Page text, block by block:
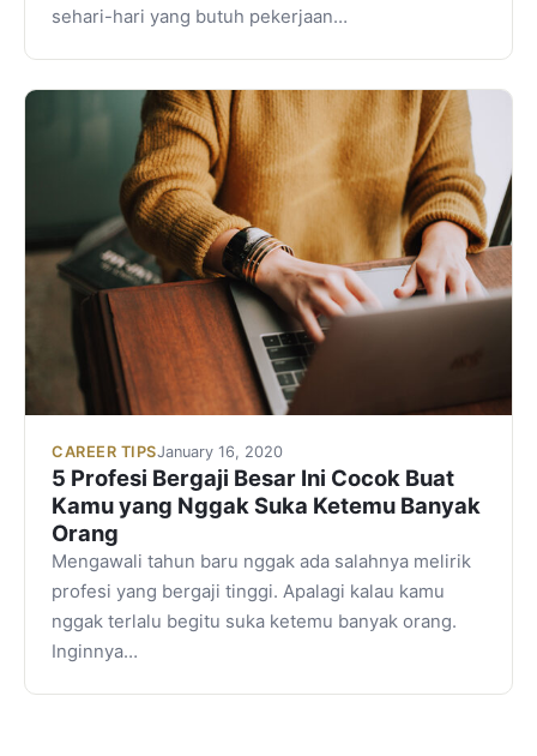
sehari-hari yang butuh pekerjaan…
CAREER TIPSJanuary 16, 2020
5 Profesi Bergaji Besar Ini Cocok Buat
Kamu yang Nggak Suka Ketemu Banyak
Orang
Mengawali tahun baru nggak ada salahnya melirik
profesi yang bergaji tinggi. Apalagi kalau kamu
nggak terlalu begitu suka ketemu banyak orang.
Inginnya…